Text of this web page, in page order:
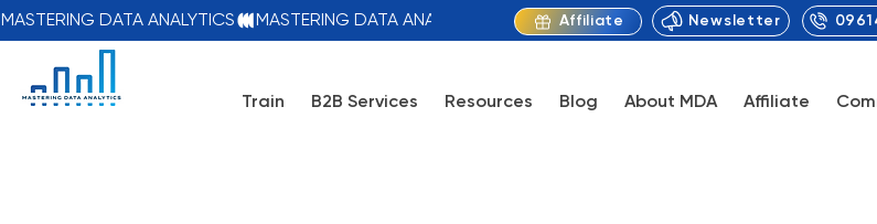
MASTERING DATA ANALYTICS Affiliate Newsletter
Train B2B Services Resources Blog About MDA Affiliate